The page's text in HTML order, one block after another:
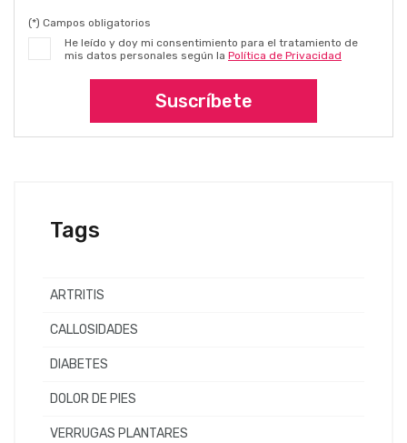
(*) Campos obligatorios
He leído y doy mi consentimiento para el tratamiento de
mis datos personales según la Política de Privacidad
Suscríbete
Tags
ARTRITIS
CALLOSIDADES
DIABETES
DOLOR DE PIES
VERRUGAS PLANTARES